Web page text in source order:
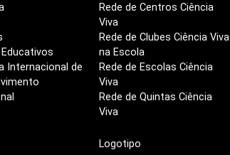
Internacional de
Rede de Centros Ciência
Viva
Rede de Clubes Ciência Viva
na Escola
Rede de Escolas Ciência
Viva
Rede de Quintas Ciência
Viva
Logotipo